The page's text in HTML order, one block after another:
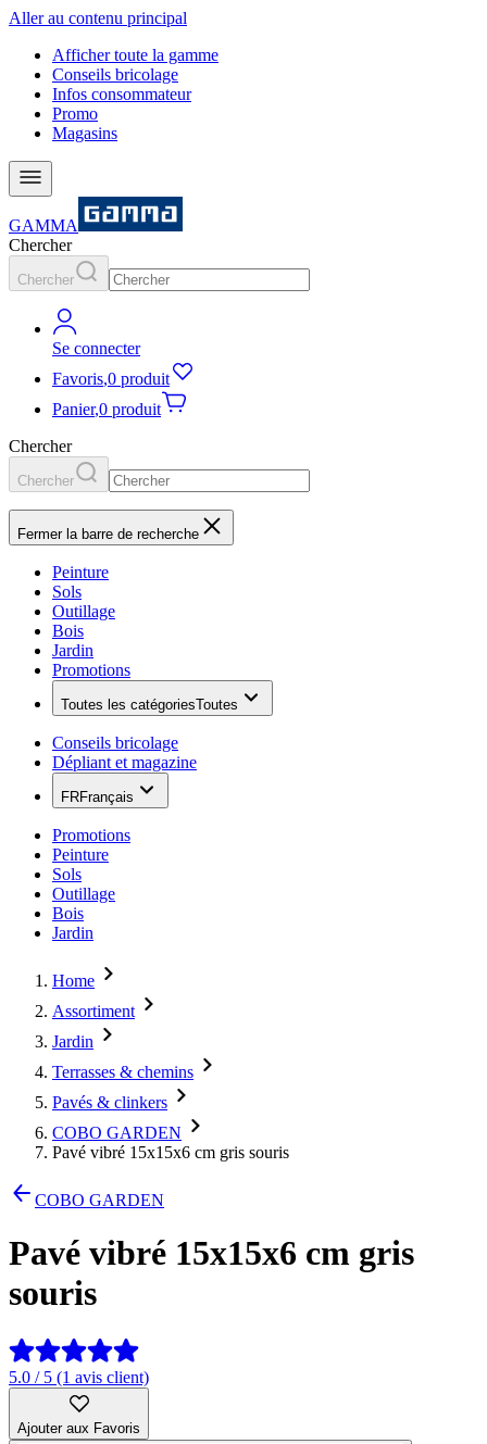
Aller au contenu principal
Afficher toute la gamme
Conseils bricolage
Infos consommateur
Promo
Magasins
GAMMA
Chercher
Chercher
Se connecter
Favoris,0 produit
Panier,0 produit
Chercher
Chercher
Fermer la barre de recherche
Peinture
Sols
Outillage
Bois
Jardin
Promotions
Toutes les catégoriesToutes
Conseils bricolage
Dépliant et magazine
FRFrançais
Promotions
Peinture
Sols
Outillage
Bois
Jardin
Home
Assortiment
Jardin
Terrasses & chemins
Pavés & clinkers
COBO GARDEN
Pavé vibré 15x15x6 cm gris souris
COBO GARDEN
Pavé vibré 15x15x6 cm gris
souris
5.0 / 5 (1 avis client)
Ajouter aux Favoris